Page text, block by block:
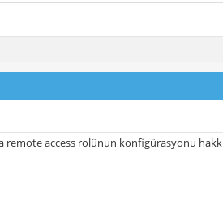
remote access rolünun konfigürasyonu